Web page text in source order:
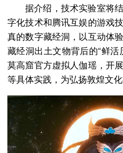
据介绍，技术实验室将
字化技术和腾讯互娱的游戏
真的数字藏经洞，以互动体
藏经洞出土文物背后的“鲜
莫高窟官方虚拟人伽瑶，开
等具体实践，为弘扬敦煌文